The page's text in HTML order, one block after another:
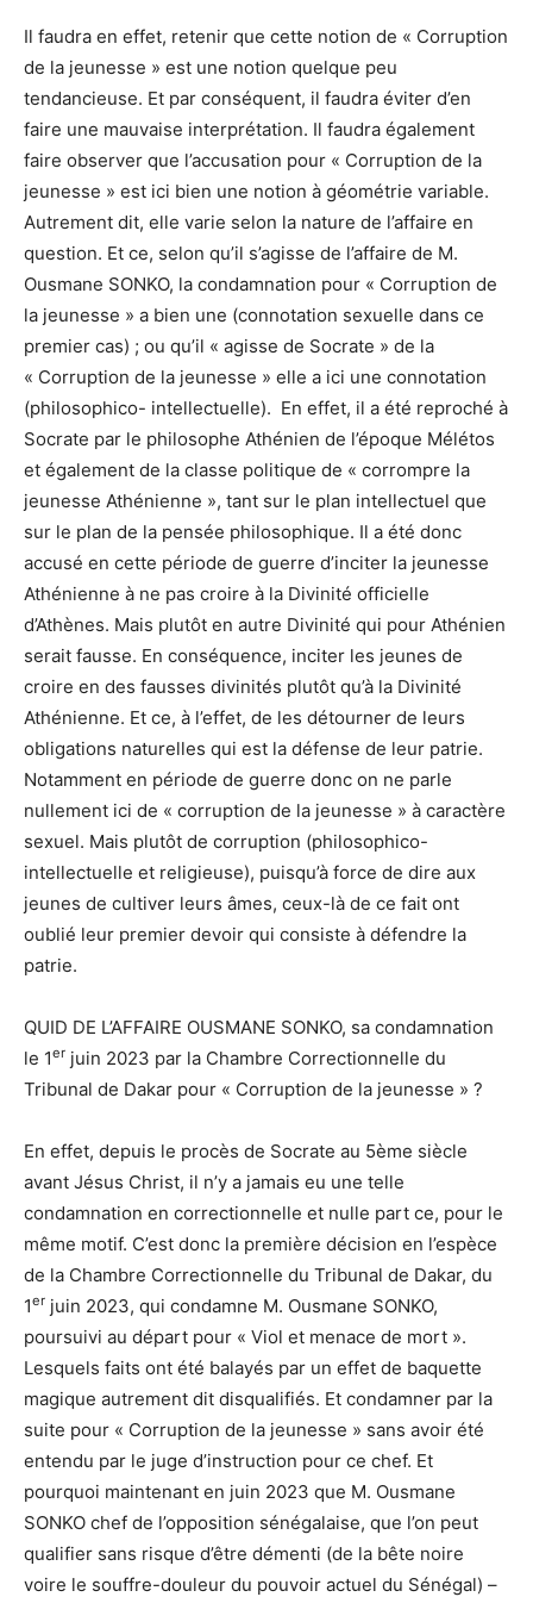
Il faudra en effet, retenir que cette notion de « Corruption
de la jeunesse » est une notion quelque peu
tendancieuse. Et par conséquent, il faudra éviter d’en
faire une mauvaise interprétation. Il faudra également
faire observer que l’accusation pour « Corruption de la
jeunesse » est ici bien une notion à géométrie variable.
Autrement dit, elle varie selon la nature de l’affaire en
question. Et ce, selon qu’il s’agisse de l’affaire de M.
Ousmane SONKO, la condamnation pour « Corruption de
la jeunesse » a bien une (connotation sexuelle dans ce
premier cas) ; ou qu’il « agisse de Socrate » de la
« Corruption de la jeunesse » elle a ici une connotation
(philosophico- intellectuelle). En effet, il a été reproché à
Socrate par le philosophe Athénien de l’époque Mélétos
et également de la classe politique de « corrompre la
jeunesse Athénienne », tant sur le plan intellectuel que
sur le plan de la pensée philosophique. Il a été donc
accusé en cette période de guerre d’inciter la jeunesse
Athénienne à ne pas croire à la Divinité officielle
d’Athènes. Mais plutôt en autre Divinité qui pour Athénien
serait fausse. En conséquence, inciter les jeunes de
croire en des fausses divinités plutôt qu’à la Divinité
Athénienne. Et ce, à l’effet, de les détourner de leurs
obligations naturelles qui est la défense de leur patrie.
Notamment en période de guerre donc on ne parle
nullement ici de « corruption de la jeunesse » à caractère
sexuel. Mais plutôt de corruption (philosophico-
intellectuelle et religieuse), puisqu’à force de dire aux
jeunes de cultiver leurs âmes, ceux-là de ce fait ont
oublié leur premier devoir qui consiste à défendre la
patrie.
QUID DE L’AFFAIRE OUSMANE SONKO, sa condamnation
le 1er juin 2023 par la Chambre Correctionnelle du
Tribunal de Dakar pour « Corruption de la jeunesse » ?
En effet, depuis le procès de Socrate au 5ème siècle
avant Jésus Christ, il n’y a jamais eu une telle
condamnation en correctionnelle et nulle part ce, pour le
même motif. C’est donc la première décision en l’espèce
de la Chambre Correctionnelle du Tribunal de Dakar, du
1er juin 2023, qui condamne M. Ousmane SONKO,
poursuivi au départ pour « Viol et menace de mort ».
Lesquels faits ont été balayés par un effet de baquette
magique autrement dit disqualifiés. Et condamner par la
suite pour « Corruption de la jeunesse » sans avoir été
entendu par le juge d’instruction pour ce chef. Et
pourquoi maintenant en juin 2023 que M. Ousmane
SONKO chef de l’opposition sénégalaise, que l’on peut
qualifier sans risque d’être démenti (de la bête noire
voire le souffre-douleur du pouvoir actuel du Sénégal) –